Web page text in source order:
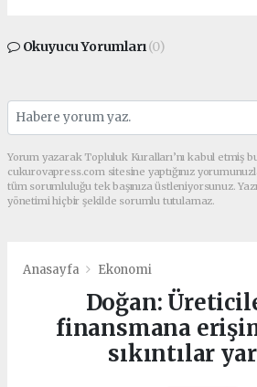
Okuyucu Yorumları(0)
Yorum yazarak Topluluk Kuralları’nı kabul etmiş
cukurovapress.com sitesine yaptığınız
tüm sorumluluğu tek başınıza üstleniyorsunuz.
yönetimi hiçbir şekilde sorumlu tutulamaz.
Anasayfa Ekonomi
Doğan:
finansmana
sıkıntılar